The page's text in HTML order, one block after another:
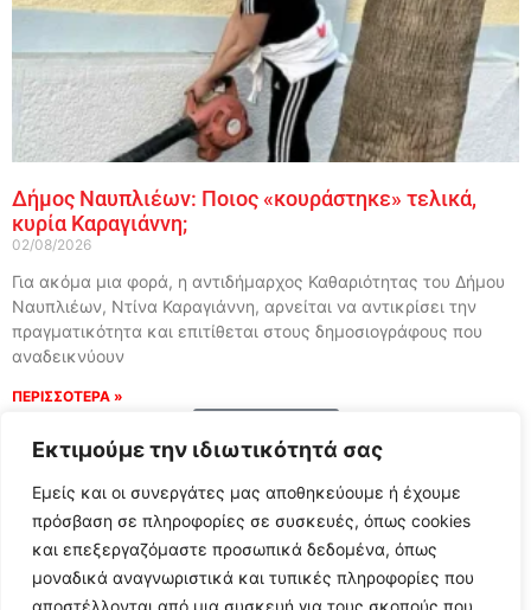
Εκτιμούμε την ιδιωτικότητά σας
Εμείς και οι συνεργάτες μας αποθηκεύουμε ή έχουμε
πρόσβαση σε πληροφορίες σε συσκευές, όπως cookies
και επεξεργαζόμαστε προσωπικά δεδομένα, όπως
μοναδικά αναγνωριστικά και τυπικές πληροφορίες που
αποστέλλονται από μια συσκευή για τους σκοπούς που
Δήμος Ναυπλιέων: Ποιος «κουράστηκε» τελικά,
κυρία Καραγιάννη;
02/08/2026
Για ακόμα μια φορά, η αντιδήμαρχος Καθαριότητας του Δήμου
Ναυπλιέων, Ντίνα Καραγιάννη, αρνείται να αντικρίσει την
πραγματικότητα και επιτίθεται στους δημοσιογράφους που
αναδεικνύουν
ΠΕΡΙΣΣΟΤΕΡΑ »